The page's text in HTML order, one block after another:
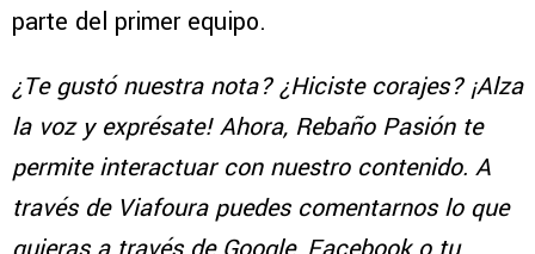
parte del primer equipo.
¿Te gustó nuestra nota? ¿Hiciste corajes? ¡Alza
la voz y exprésate! Ahora, Rebaño Pasión te
permite interactuar con nuestro contenido. A
través de Viafoura puedes comentarnos lo que